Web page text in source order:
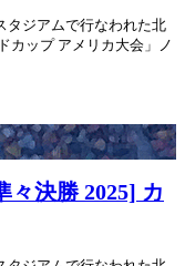
タジアムで行なわれた北
カップ アメリカ大会」ノ
々決勝 2025] カ